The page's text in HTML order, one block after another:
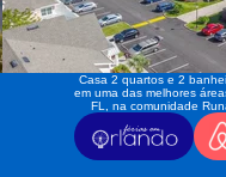
Casa 2 quartos e 2
em uma das melhores
FL, na comunidade